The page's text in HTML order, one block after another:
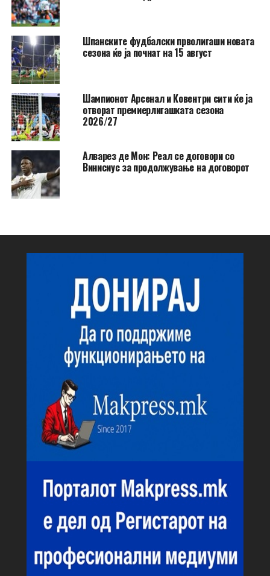
Шпанските фудбалски прволигаши новата
сезона ќе ја почнат на 15 август
Шампионот Арсенал и Ковентри сити ќе ја
отворат премиерлигашката сезона
2026/27
Алварез де Мон: Реал се договори со
Винисиус за продолжување на договорот